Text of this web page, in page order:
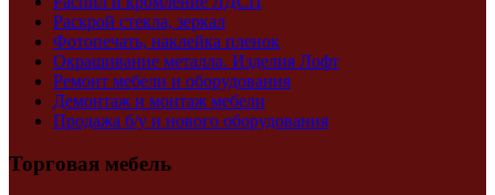
Раскрой стекла, зеркал
Фотопечать, наклейка пленок
Окрашивание металла. Изделия Лофт
Ремонт мебели и оборудования
Демонтаж и монтаж мебели
Продажа б/у и нового оборудования
Торговая мебель